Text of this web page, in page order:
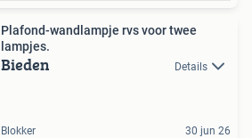
Plafond-wandlampje rvs voor twee
lampjes.
Bieden Details
Blokker 30 jun 26